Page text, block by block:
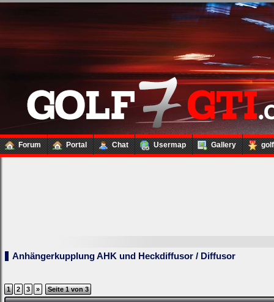
Forum Portal Chat Usermap Gallery
Anhängerkupplung AHK und Heckdiffusor / Diffusor
1 2 3 » Seite 1 von 3